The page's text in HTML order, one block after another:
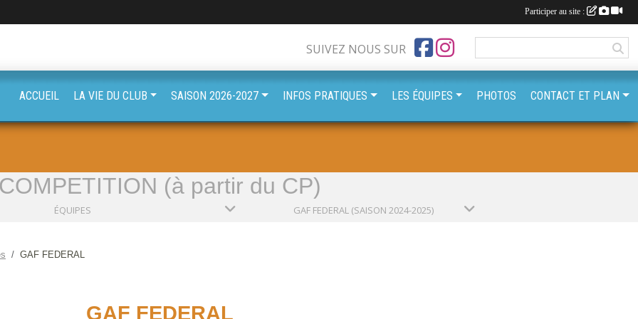
COMPETITION (à partir du CP)
ÉQUIPES GAF FEDERAL (SAISON 2024-2025)
GAF FEDERAL
GAF FEDERAL
SUIVEZ NOUS SUR
ACCUEIL LA VIE DU CLUB SAISON 2026-2027 INFOS PRATIQUES LES ÉQUIPES PHOTOS CONTACT ET PLAN
Participer au site :